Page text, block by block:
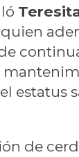
quien
estatus
de